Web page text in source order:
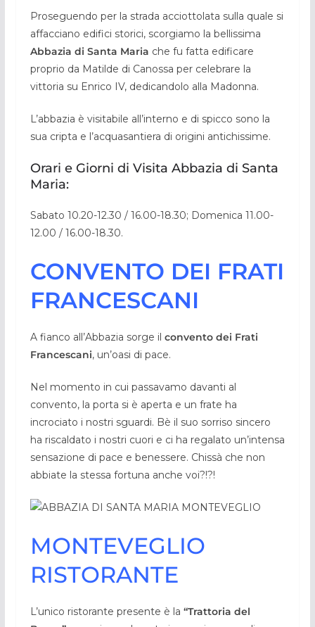
Proseguendo per la strada acciottolata sulla quale si
affacciano edifici storici, scorgiamo la bellissima
Abbazia di Santa Maria che fu fatta edificare
proprio da Matilde di Canossa per celebrare la
vittoria su Enrico IV, dedicandolo alla Madonna.
L’abbazia è visitabile all’interno e di spicco sono la
sua cripta e l’acquasantiera di origini antichissime.
Orari e Giorni di Visita Abbazia di Santa
Maria:
Sabato 10.20-12.30 / 16.00-18.30; Domenica 11.00-
12.00 / 16.00-18.30.
CONVENTO DEI FRATI
FRANCESCANI
A fianco all’Abbazia sorge il convento dei Frati
Francescani, un’oasi di pace.
Nel momento in cui passavamo davanti al
convento, la porta si è aperta e un frate ha
incrociato i nostri sguardi. Bè il suo sorriso sincero
ha riscaldato i nostri cuori e ci ha regalato un’intensa
sensazione di pace e benessere. Chissà che non
abbiate la stessa fortuna anche voi?!?!
MONTEVEGLIO
RISTORANTE
L’unico ristorante presente è la “Trattoria del